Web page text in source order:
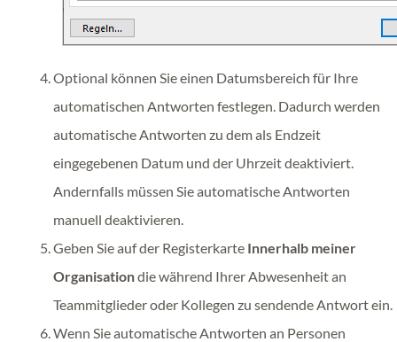
Optional können Sie einen Datumsbereich für Ihre
automatischen Antworten festlegen. Dadurch werden
automatische Antworten zu dem als Endzeit
eingegebenen Datum und der Uhrzeit deaktiviert.
Andernfalls müssen Sie automatische Antworten
manuell deaktivieren.
Geben Sie auf der Registerkarte Innerhalb meiner
Organisationdie während Ihrer Abwesenheit an
Teammitglieder oder Kollegen zu sendende Antwort ein.
Wenn Sie automatische Antworten an Personen